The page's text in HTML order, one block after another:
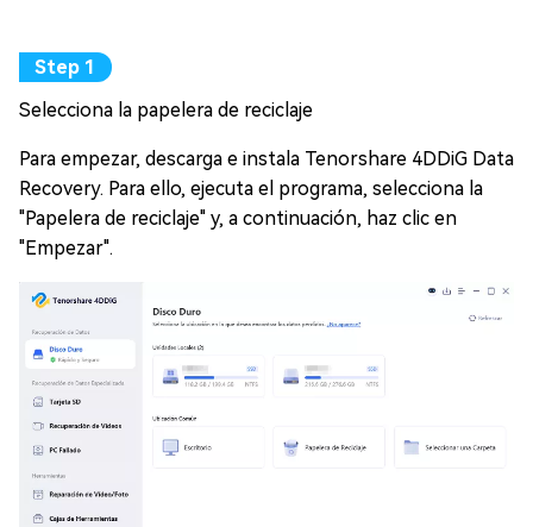
Selecciona la papelera de reciclaje
Para empezar, descarga e instala Tenorshare 4DDiG Data
Recovery. Para ello, ejecuta el programa, selecciona la
"Papelera de reciclaje" y, a continuación, haz clic en
"Empezar".